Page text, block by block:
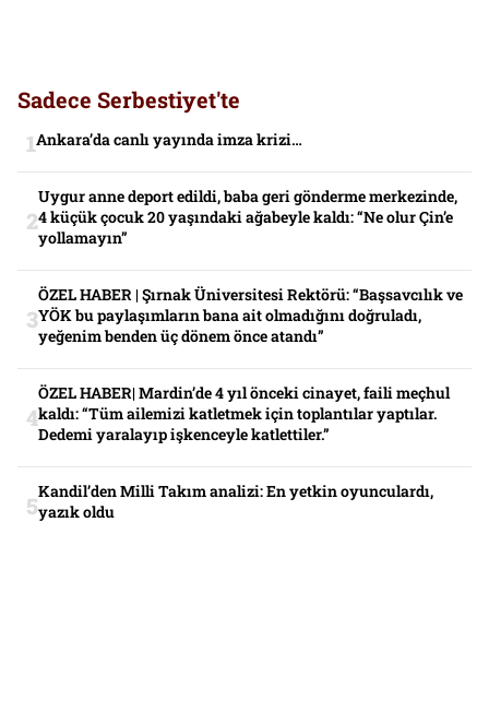
Sadece Serbestiyet'te
Ankara’da canlı yayında imza krizi…
Uygur anne deport edildi, baba geri gönderme merkezinde,
4 küçük çocuk 20 yaşındaki ağabeyle kaldı: “Ne olur Çin’e
yollamayın”
ÖZEL HABER | Şırnak Üniversitesi Rektörü: “Başsavcılık ve
YÖK bu paylaşımların bana ait olmadığını doğruladı,
yeğenim benden üç dönem önce atandı”
ÖZEL HABER| Mardin’de 4 yıl önceki cinayet, faili meçhul
kaldı: “Tüm ailemizi katletmek için toplantılar yaptılar.
Dedemi yaralayıp işkenceyle katlettiler.”
Kandil’den Milli Takım analizi: En yetkin oyunculardı,
yazık oldu